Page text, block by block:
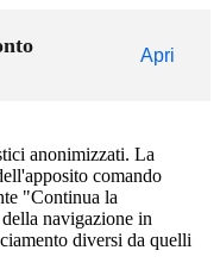
Apri
anonimizzati. La
comando
"Continua la
navigazione in
diversi da quelli